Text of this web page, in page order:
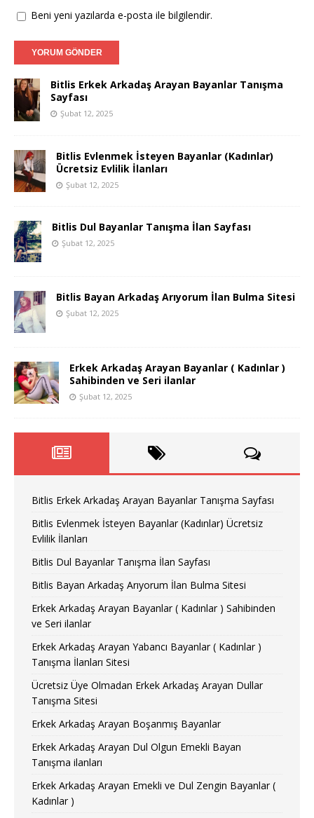
Beni yeni yazılarda e-posta ile bilgilendir.
Bitlis Erkek Arkadaş Arayan Bayanlar Tanışma
Sayfası
Şubat 12, 2025
Bitlis Evlenmek İsteyen Bayanlar (Kadınlar)
Ücretsiz Evlilik İlanları
Şubat 12, 2025
Bitlis Dul Bayanlar Tanışma İlan Sayfası
Şubat 12, 2025
Bitlis Bayan Arkadaş Arıyorum İlan Bulma Sitesi
Şubat 12, 2025
Erkek Arkadaş Arayan Bayanlar ( Kadınlar )
Sahibinden ve Seri ilanlar
Şubat 12, 2025
Bitlis Erkek Arkadaş Arayan Bayanlar Tanışma Sayfası
Bitlis Evlenmek İsteyen Bayanlar (Kadınlar) Ücretsiz
Evlilik İlanları
Bitlis Dul Bayanlar Tanışma İlan Sayfası
Bitlis Bayan Arkadaş Arıyorum İlan Bulma Sitesi
Erkek Arkadaş Arayan Bayanlar ( Kadınlar ) Sahibinden
ve Seri ilanlar
Erkek Arkadaş Arayan Yabancı Bayanlar ( Kadınlar )
Tanışma İlanları Sitesi
Ücretsiz Üye Olmadan Erkek Arkadaş Arayan Dullar
Tanışma Sitesi
Erkek Arkadaş Arayan Boşanmış Bayanlar
Erkek Arkadaş Arayan Dul Olgun Emekli Bayan
Tanışma ilanları
Erkek Arkadaş Arayan Emekli ve Dul Zengin Bayanlar (
Kadınlar )